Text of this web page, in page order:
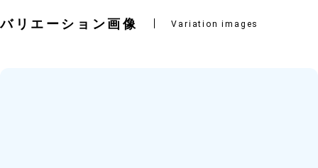
バリエーション画像 Variation images